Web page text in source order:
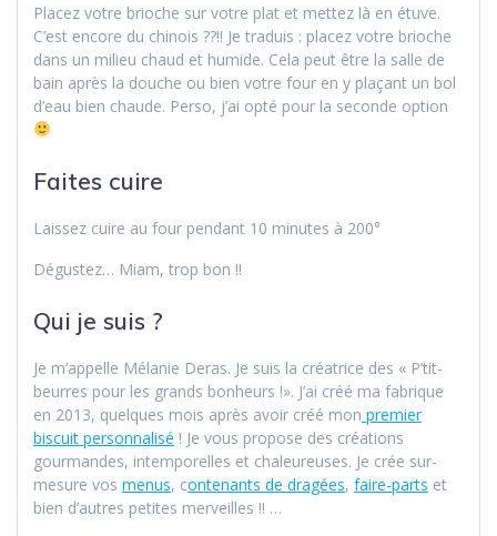
Placez votre brioche sur votre plat et mettez là en étuve.
C’est encore du chinois ??!! Je traduis : placez votre brioche
dans un milieu chaud et humide. Cela peut être la salle de
bain après la douche ou bien votre four en y plaçant un bol
d’eau bien chaude. Perso, j’ai opté pour la seconde option
Faites cuire
Laissez cuire au four pendant 10 minutes à 200°
Dégustez… Miam, trop bon !!
Qui je suis ?
Je m’appelle Mélanie Deras. Je suis la créatrice des « P’tit-
beurres pour les grands bonheurs !». J’ai créé ma fabrique
en 2013, quelques mois après avoir créé mon premier
biscuit personnalisé ! Je vous propose des créations
gourmandes, intemporelles et chaleureuses. Je crée sur-
mesure vos menus, contenants de dragées, faire-parts et
bien d’autres petites merveilles !! …